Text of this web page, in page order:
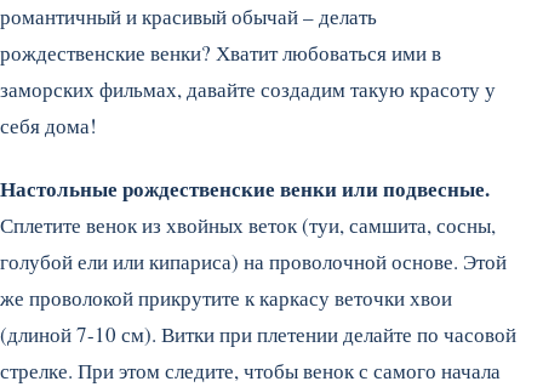
романтичный и красивый обычай – делать
рождественские венки? Хватит любоваться ими в
заморских фильмах, давайте создадим такую красоту у
себя дома!
Настольные рождественские венки или подвесные.
Сплетите венок из хвойных веток (туи, самшита, сосны,
голубой ели или кипариса) на проволочной основе. Этой
же проволокой прикрутите к каркасу веточки хвои
(длиной 7-10 см). Витки при плетении делайте по часовой
стрелке. При этом следите, чтобы венок с самого начала